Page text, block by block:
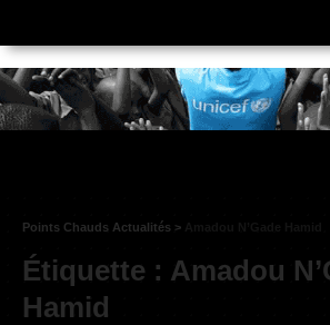
Points Chauds Actualités >
Étiquette : Amadou
Hamid